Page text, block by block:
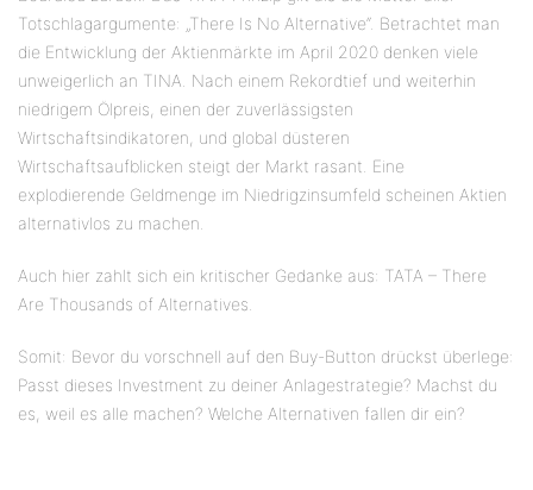
Totschlagargumente: „There Is No Alternative“. Betrachtet man
die Entwicklung der Aktienmärkte im April 2020 denken viele
unweigerlich an TINA. Nach einem Rekordtief und weiterhin
niedrigem Ölpreis, einen der zuverlässigsten
Wirtschaftsindikatoren, und global düsteren
Wirtschaftsaufblicken steigt der Markt rasant. Eine
explodierende Geldmenge im Niedrigzinsumfeld scheinen Aktien
alternativlos zu machen.
Auch hier zahlt sich ein kritischer Gedanke aus: TATA – There
Are Thousands of Alternatives.
Somit: Bevor du vorschnell auf den Buy-Button drückst überlege:
Passt dieses Investment zu deiner Anlagestrategie? Machst du
es, weil es alle machen? Welche Alternativen fallen dir ein?